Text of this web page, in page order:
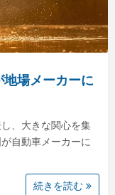
場メーカーに
、大きな関心を集
自動車メーカーに
続きを読む